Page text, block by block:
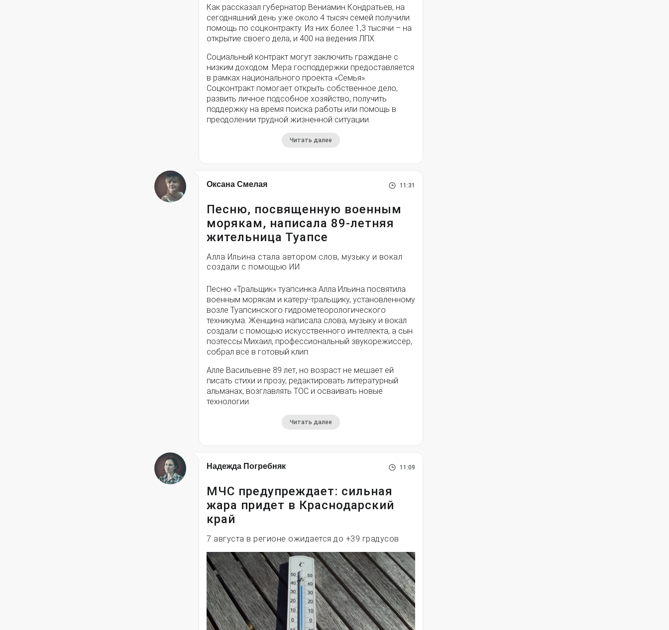
Как рассказал губернатор Вениамин Кондратьев, на
сегодняшний день уже около 4 тысяч семей получили
помощь по соцконтракту. Из них более 1,3 тысячи – на
открытие своего дела, и 400 на ведения ЛПХ.
Социальный контракт могут заключить граждане с
низким доходом. Мера господдержки предоставляется
в рамках национального проекта «Семья».
Соцконтракт помогает открыть собственное дело,
развить личное подсобное хозяйство, получить
поддержку на время поиска работы или помощь в
преодолении трудной жизненной ситуации.
Читать далее
Оксана Смелая 11:31
Песню, посвященную военным
морякам, написала 89-летняя
жительница Туапсе
Алла Ильина стала автором слов, музыку и вокал
создали с помощью ИИ
Песню «Тральщик» туапсинка Алла Ильина посвятила
военным морякам и катеру-тральщику, установленному
возле Туапсинского гидрометеорологического
техникума. Женщина написала слова, музыку и вокал
создали с помощью искусственного интеллекта, а сын
поэтессы Михаил, профессиональный звукорежиссёр,
собрал всё в готовый клип.
Алле Васильевне 89 лет, но возраст не мешает ей
писать стихи и прозу, редактировать литературный
альманах, возглавлять ТОС и осваивать новые
технологии.
Читать далее
Надежда Погребняк 11:09
МЧС предупреждает: сильная
жара придет в Краснодарский
край
7 августа в регионе ожидается до +39 градусов